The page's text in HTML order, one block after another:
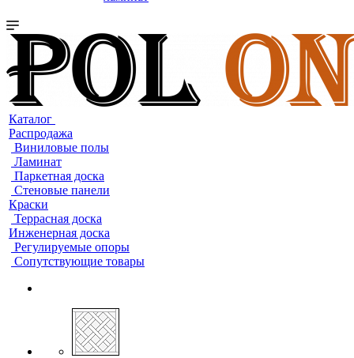
Каталог
Распродажа
Виниловые полы
Ламинат
Паркетная доска
Стеновые панели
Краски
Террасная доска
Инженерная доска
Регулируемые опоры
Сопутствующие товары